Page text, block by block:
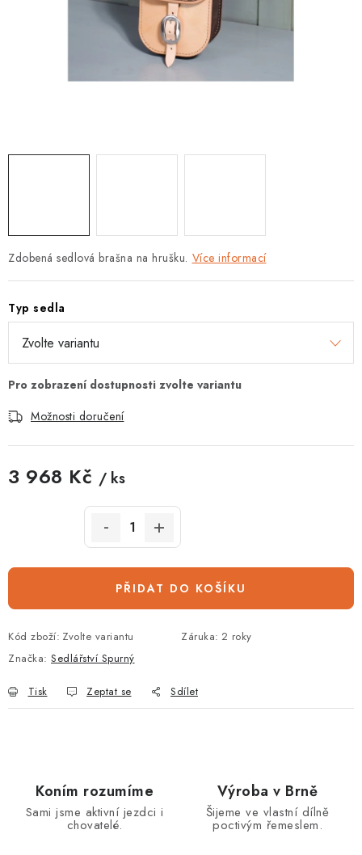
Zdobená sedlová brašna na hrušku. Více informací
Typ sedla
Možnosti doručení
3 968 Kč / ks
PŘIDAT DO KOŠÍKU
Kód zboží: Zvolte variantu Záruka: 2 roky
Značka: Sedlářství Spurný
Tisk Zeptat se Sdílet
Koním rozumíme
Sami jsme aktivní jezdci i
chovatelé.
Výroba v Brně
Šijeme ve vlastní dílně
poctivým řemeslem.